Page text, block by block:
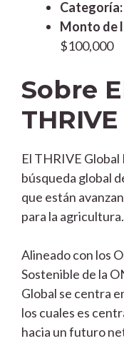
Categoría:
Monto de
$100,000
Sobre
THRIVE
El THRIVE
búsqueda global
que están
para la agricultura.
Alineado con los
Sostenible de la
Global se centra
los cuales es
hacia un futuro